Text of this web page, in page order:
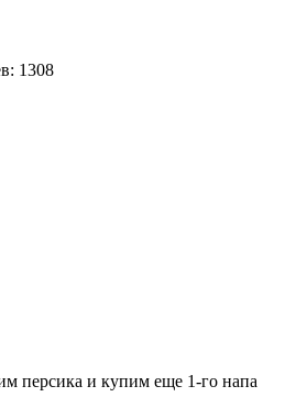
1308
персика и купим еще 1-го напа